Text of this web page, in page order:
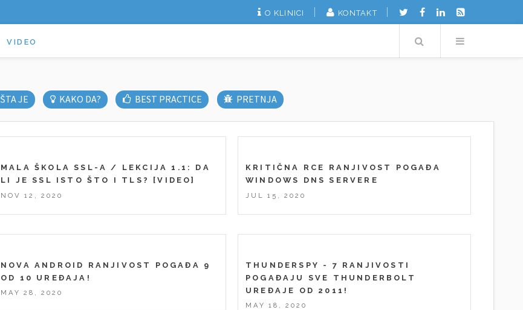
O KLINICI KONTAKT
VIDEO Search
ŠTA JE KAKO DA? BEST PRACTICE PRETNJA
MALA ŠKOLA SSL-A / LEKCIJA 1.1: DA
LI JE SSL ISTO ŠTO I TLS? [VIDEO]
NOV 12, 2020
KRITIČNA RCE RANJIVOST POGAĐA
WINDOWS DNS SERVERE
JUL 15, 2020
NOVA ANDROID RANJIVOST POGAĐA 9
OD 10 UREĐAJA!
MAY 28, 2020
THUNDERSPY - 7 RANJIVOSTI
POGAĐAJU SVE THUNDERBOLT
UREĐAJE OD 2011!
MAY 18, 2020